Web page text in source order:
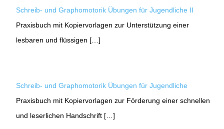
Schreib- und Graphomotorik Übungen für Jugendliche II
Praxisbuch mit Kopiervorlagen zur Unterstützung einer
lesbaren und flüssigen […]
Schreib- und Graphomotorik Übungen für Jugendliche
Praxisbuch mit Kopiervorlagen zur Förderung einer schnellen
und leserlichen Handschrift […]